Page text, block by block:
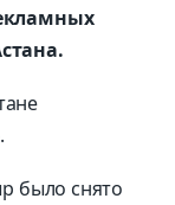
было снято